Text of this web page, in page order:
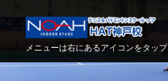
メニューは右にあるアイコンをタップ